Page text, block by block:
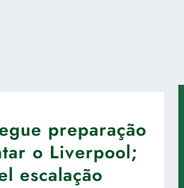
preparação
o Liverpool;
escalação